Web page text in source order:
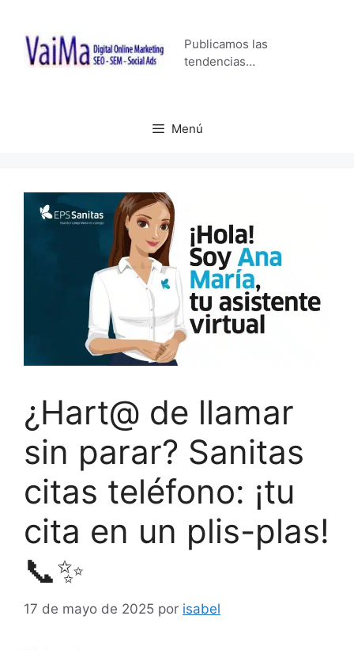
contenido
Publicamos las
tendencias…
Menú
¿Hart@ de llamar
sin parar? Sanitas
citas teléfono: ¡tu
cita en un plis-plas!
📞✨
17 de mayo de 2025 por isabel